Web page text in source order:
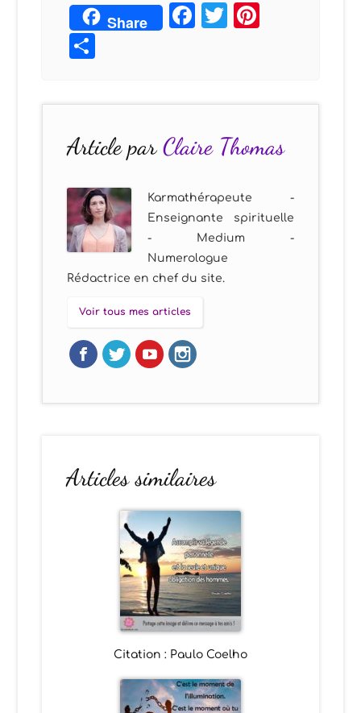
Share Facebook
Twitter
Article parClaire Thomas
Karmathérapeute -
Enseignante spirituelle
- Medium -
Numerologue
Rédactrice en chef du site.
Voir tous mes articles
Articles similaires
Citation : Paulo Coelho